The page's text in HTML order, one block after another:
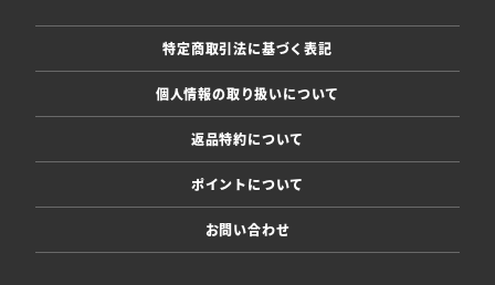
特定商取引法に基づく表記
個人情報の取り扱いについて
返品特約について
ポイントについて
お問い合わせ